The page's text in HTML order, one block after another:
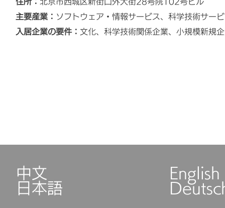
主要産業： ソフトウェア・情報サービス、科学技術サー
入居企業の要件：文化、科学技術関係企業、小規模新規
中文 English
日本語